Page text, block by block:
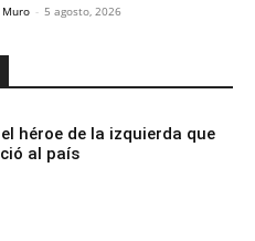
Muro - 5 agosto, 2026
héroe de la izquierda que
al país